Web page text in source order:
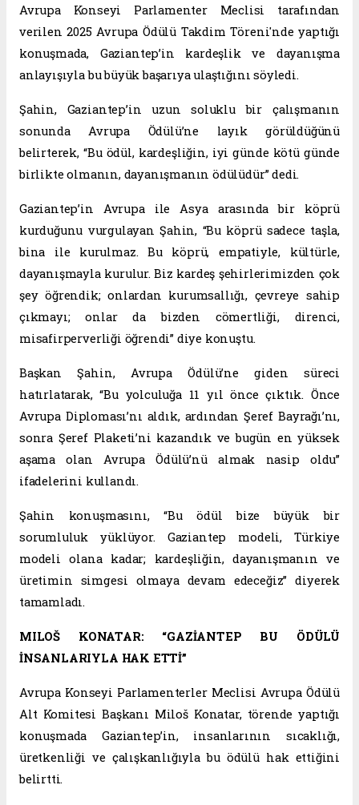
Avrupa Konseyi Parlamenter Meclisi tarafından
verilen 2025 Avrupa Ödülü Takdim Töreni'nde yaptığı
konuşmada, Gaziantep’in kardeşlik ve dayanışma
anlayışıyla bu büyük başarıya ulaştığını söyledi.
Şahin, Gaziantep’in uzun soluklu bir çalışmanın
sonunda Avrupa Ödülü’ne layık görüldüğünü
belirterek, “Bu ödül, kardeşliğin, iyi günde kötü günde
birlikte olmanın, dayanışmanın ödülüdür” dedi.
Gaziantep’in Avrupa ile Asya arasında bir köprü
kurduğunu vurgulayan Şahin, “Bu köprü sadece taşla,
bina ile kurulmaz. Bu köprü, empatiyle, kültürle,
dayanışmayla kurulur. Biz kardeş şehirlerimizden çok
şey öğrendik; onlardan kurumsallığı, çevreye sahip
çıkmayı; onlar da bizden cömertliği, direnci,
misafirperverliği öğrendi” diye konuştu.
Başkan Şahin, Avrupa Ödülü’ne giden süreci
hatırlatarak, “Bu yolculuğa 11 yıl önce çıktık. Önce
Avrupa Diploması’nı aldık, ardından Şeref Bayrağı’nı,
sonra Şeref Plaketi’ni kazandık ve bugün en yüksek
aşama olan Avrupa Ödülü’nü almak nasip oldu”
ifadelerini kullandı.
Şahin konuşmasını, “Bu ödül bize büyük bir
sorumluluk yüklüyor. Gaziantep modeli, Türkiye
modeli olana kadar; kardeşliğin, dayanışmanın ve
üretimin simgesi olmaya devam edeceğiz” diyerek
tamamladı.
MILOŠ KONATAR: “GAZİANTEP BU ÖDÜLÜ
İNSANLARIYLA HAK ETTİ”
Avrupa Konseyi Parlamenterler Meclisi Avrupa Ödülü
Alt Komitesi Başkanı Miloš Konatar, törende yaptığı
konuşmada Gaziantep’in, insanlarının sıcaklığı,
üretkenliği ve çalışkanlığıyla bu ödülü hak ettiğini
belirtti.